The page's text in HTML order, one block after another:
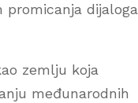
dijaloga
zemlju koja
međunarodnih